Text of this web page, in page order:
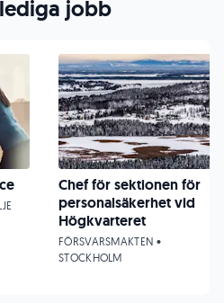
jobb
Chef för sektionen för
personalsäkerhet vid
Högkvarteret
FÖRSVARSMAKTEN •
STOCKHOLM